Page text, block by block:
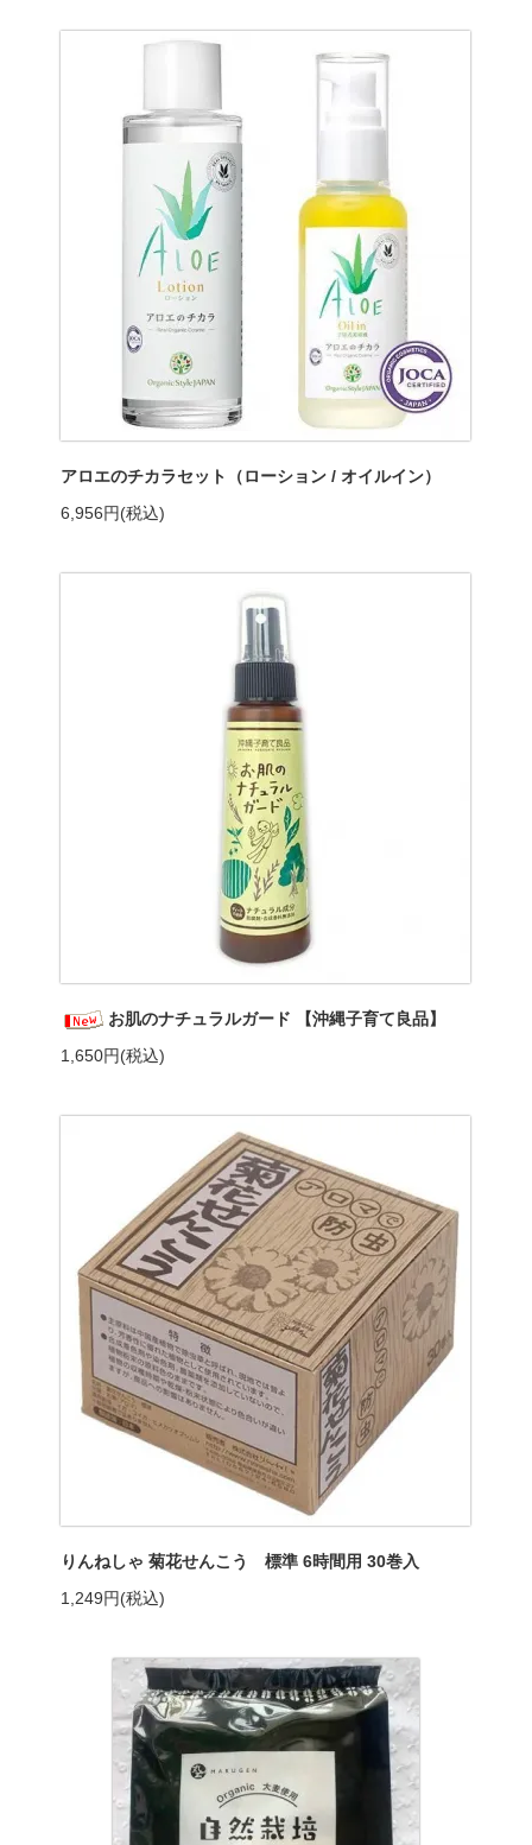
アロエのチカラセット（ローション / オイルイン）
6,956円(税込)
お肌のナチュラルガード 【沖縄子育て良品】
1,650円(税込)
りんねしゃ 菊花せんこう 標準 6時間用 30巻入
1,249円(税込)